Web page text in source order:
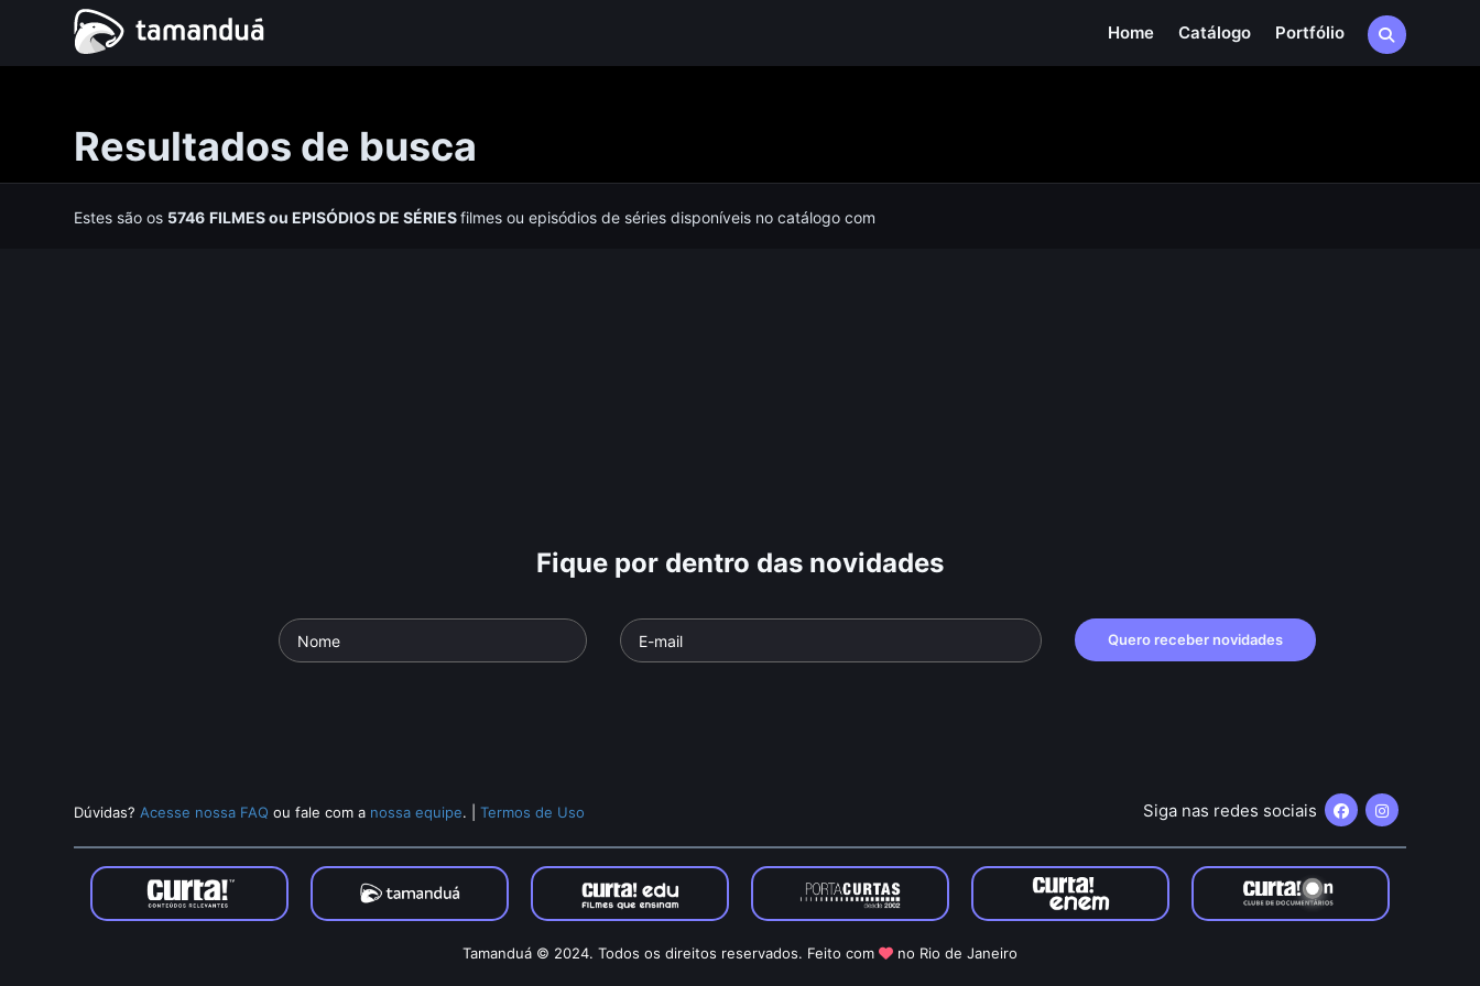
Home Catálogo Portfólio
Resultados de busca
Estes são os 5746 FILMESou EPISÓDIOS DE SÉRIESfilmes ou episódios de séries disponíveis no catálogo com
Fique por dentro das novidades
Quero receber novidades
Dúvidas? Acesse nossa FAQ ou fale com a nossa equipe. |Termos de Uso Siga nas redes sociais
Tamanduá © 2024. Todos os direitos reservados. Feito com no Rio de Janeiro